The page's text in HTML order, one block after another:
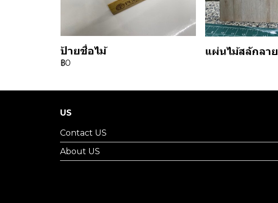
ป้ายชื่อไม้
฿0
แผ่นไม้สลักลาย
US
Contact US
About US